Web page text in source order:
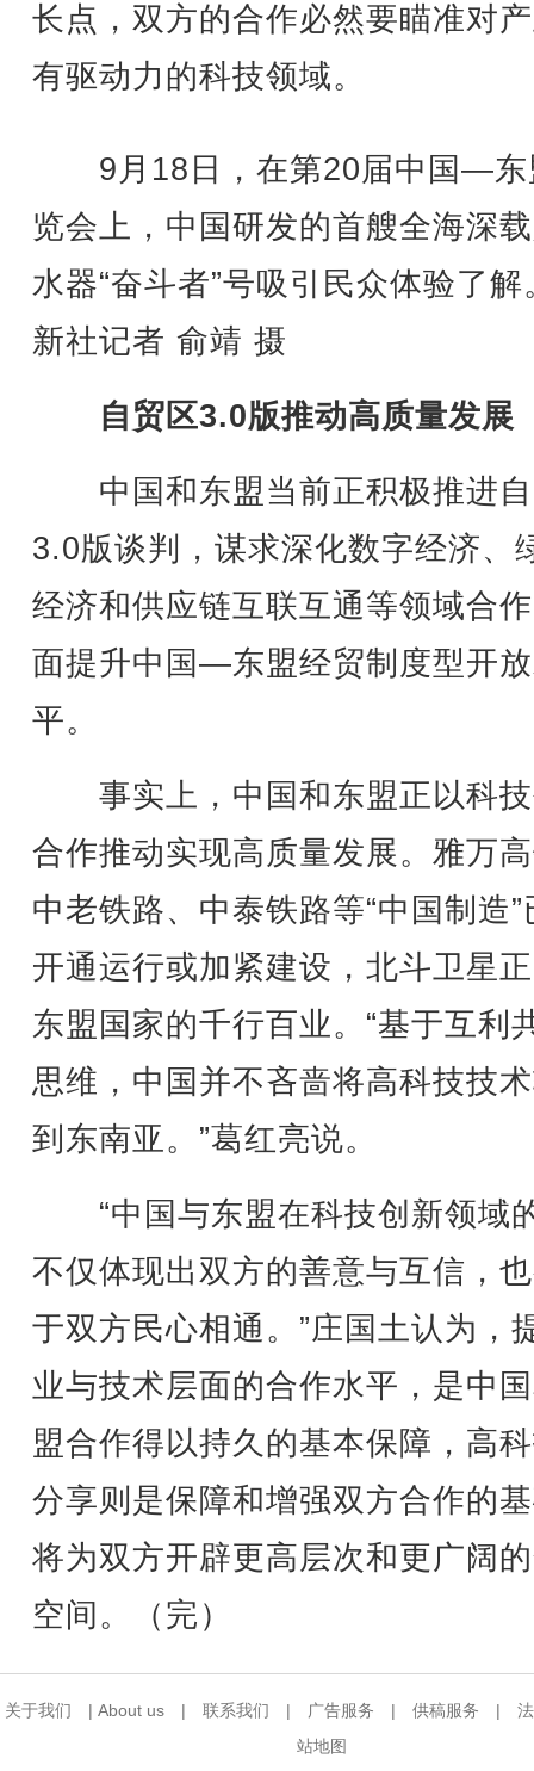
长点，双方的合作必然要瞄准对
有驱动力的科技领域。
9月18日，在第20届中国—东
览会上，中国研发的首艘全海深
水器“奋斗者”号吸引民众体验了解
新社记者 俞靖 摄
自贸区3.0版推动高质量发展
中国和东盟当前正积极推进
3.0版谈判，谋求深化数字经济、
经济和供应链互联互通等领域合
面提升中国—东盟经贸制度型开
平。
事实上，中国和东盟正以科
合作推动实现高质量发展。雅万
中老铁路、中泰铁路等“中国制造”
开通运行或加紧建设，北斗卫星
东盟国家的千行百业。“基于互利
思维，中国并不吝啬将高科技技
到东南亚。”葛红亮说。
“中国与东盟在科技创新领域
不仅体现出双方的善意与互信，
于双方民心相通。”庄国土认为，
业与技术层面的合作水平，是中
盟合作得以持久的基本保障，高
分享则是保障和增强双方合作的
将为双方开辟更高层次和更广阔
空间。（完）
关于我们 | About us | 联系我们 | 广告服务 | 供稿服务 |
站地图